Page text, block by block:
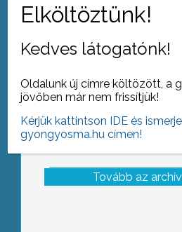
meghirdetett
Tovább az
Kedves látogatónk!
Oldalunk új címre költözött, a
jövőben már nem frissítjük!
Kérjük kattintson IDE és
gyongyosma.hu címen!